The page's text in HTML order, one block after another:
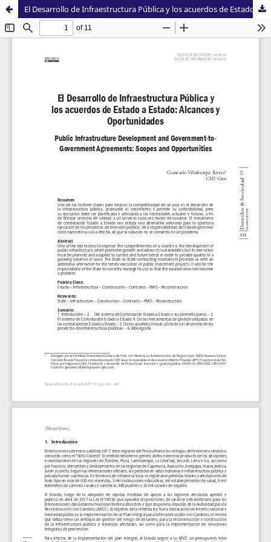
El Desarrollo de Infraestructura Pública y los acuerdos de Estado a Estado: Alcances y Oportunidades